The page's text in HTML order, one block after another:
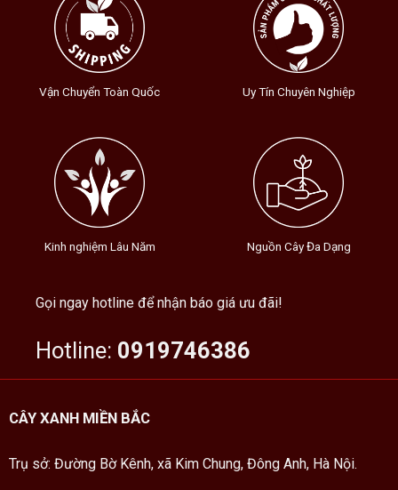
Vận Chuyển Toàn Quốc Uy Tín Chuyên Nghiệp
Kinh nghiệm Lâu Năm Nguồn Cây Đa Dạng
Gọi ngay hotline để nhận báo giá ưu đãi!
Hotline: 0919746386
CÂY XANH MIỀN BẮC
Trụ sở: Đường Bờ Kênh, xã Kim Chung, Đông Anh, Hà Nội.